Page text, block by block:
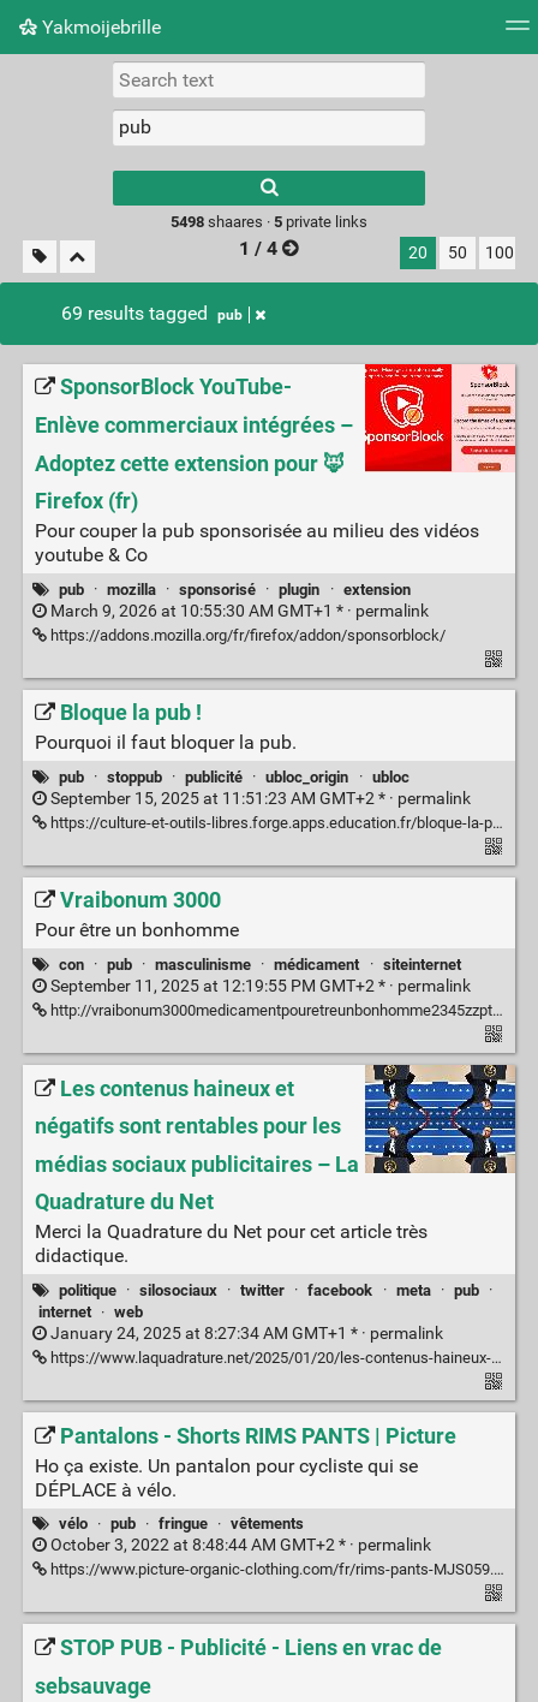
Yakmoijebrille
Picture wall
results.
5498shaares · 5private links
1 / 4 20 50 100
69 results tagged pub
SponsorBlock YouTube-
Enlève commerciaux intégrées –
Adoptez cette extension pour 🦊
Firefox (fr)
Pour couper la pub sponsorisée au milieu des vidéos
youtube & Co
pub · mozilla · sponsorisé · plugin · extension
March 9, 2026 at 10:55:30 AM GMT+1 * · permalink
https://addons.mozilla.org/fr/firefox/addon/sponsorblock/
Bloque la pub !
Pourquoi il faut bloquer la pub.
pub · stoppub · publicité · ubloc_origin · ubloc
September 15, 2025 at 11:51:23 AM GMT+2 * · permalink
https://culture-et-outils-libres.forge.apps.education.fr/bloque-la-pub.html
Vraibonum 3000
Pour être un bonhomme
con · pub · masculinisme · médicament · siteinternet
September 11, 2025 at 12:19:55 PM GMT+2 * · permalink
http://vraibonum3000medicamentpouretreunbonhomme2345zzpteurt456cestrel.fr/
Les contenus haineux et
négatifs sont rentables pour les
médias sociaux publicitaires – La
Quadrature du Net
Merci la Quadrature du Net pour cet article très
didactique.
politique · silosociaux · twitter · facebook · meta · pub
·
internet
· web
January 24, 2025 at 8:27:34 AM GMT+1 * · permalink
https://www.laquadrature.net/2025/01/20/les-contenus-haineux-et-negatifs-sont-rentables-pour-les-medias-sociaux-publicitaires/
⁣Pantalons - Shorts RIMS PANTS | Picture
Ho ça existe. Un pantalon pour cycliste qui se
DÉPLACE à vélo.
vélo · pub · fringue · vêtements
October 3, 2022 at 8:48:44 AM GMT+2 * · permalink
https://www.picture-organic-clothing.com/fr/rims-pants-MJS059.html?dwvar_MJS059_color=Dark%20Stone
STOP PUB - Publicité - Liens en vrac de
sebsauvage